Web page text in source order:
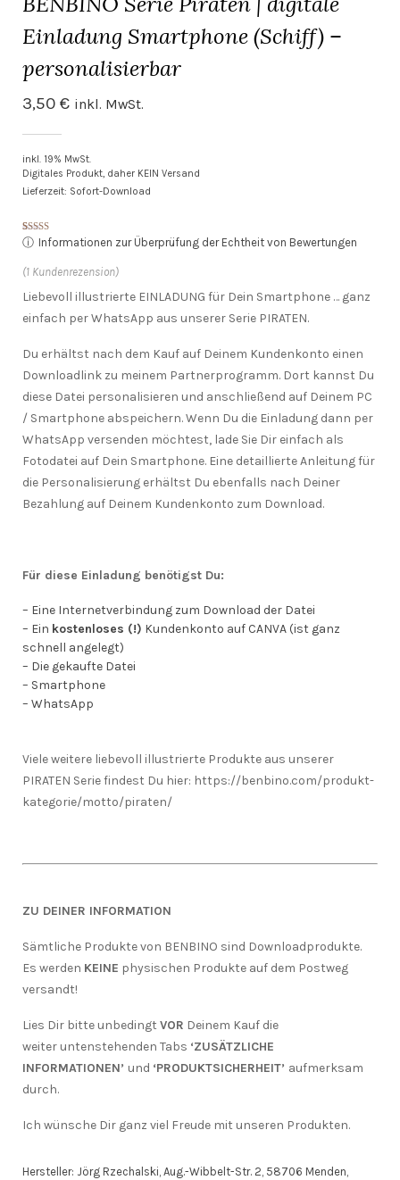
Einladung Smartphone (Schiff) –
personalisierbar
3,50 € inkl. MwSt.
inkl. 19% MwSt.
Digitales Produkt, daher KEIN Versand
Lieferzeit: Sofort-Download
Bewertet mit
5.00
auf
1
Kundenbewertung
ⓘ Informationen zur Überprüfung der Echtheit von Bewertungen
(1 Kundenrezension)
Liebevoll illustrierte EINLADUNG für Dein Smartphone … ganz
einfach per WhatsApp aus unserer Serie PIRATEN.
Du erhältst nach dem Kauf auf Deinem Kundenkonto einen
Downloadlink zu meinem Partnerprogramm. Dort kannst Du
diese Datei personalisieren und anschließend auf Deinem PC
/ Smartphone abspeichern. Wenn Du die Einladung dann per
WhatsApp versenden möchtest, lade Sie Dir einfach als
Fotodatei auf Dein Smartphone. Eine detaillierte Anleitung für
die Personalisierung erhältst Du ebenfalls nach Deiner
Bezahlung auf Deinem Kundenkonto zum Download.
Für diese Einladung benötigst Du:
– Eine Internetverbindung zum Download der Datei
– Ein kostenloses (!) Kundenkonto auf CANVA (ist ganz
schnell angelegt)
– Die gekaufte Datei
– Smartphone
– WhatsApp
Viele weitere liebevoll illustrierte Produkte aus unserer
PIRATEN Serie findest Du hier: https://benbino.com/produkt-
kategorie/motto/piraten/
ZU DEINER INFORMATION
Sämtliche Produkte von BENBINO sind Downloadprodukte.
Es werden KEINE physischen Produkte auf dem Postweg
versandt!
Lies Dir bitte unbedingt VOR Deinem Kauf die
weiter untenstehenden Tabs ‘ZUSÄTZLICHE
INFORMATIONEN’ und ‘PRODUKTSICHERHEIT’ aufmerksam
durch.
Ich wünsche Dir ganz viel Freude mit unseren Produkten.
Hersteller: Jörg Rzechalski, Aug.-Wibbelt-Str. 2, 58706 Menden,